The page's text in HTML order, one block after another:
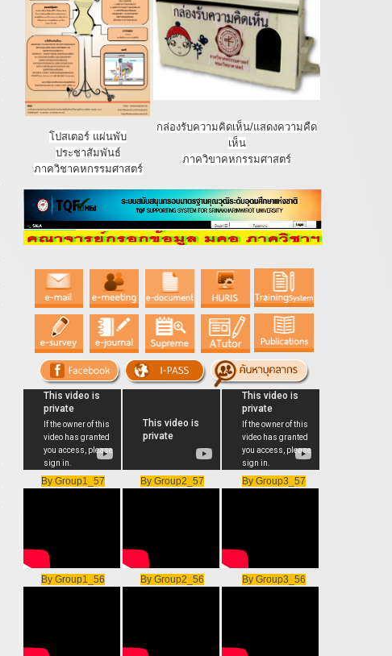
โปสเตอร์ แผ่นพับ
ประชาสัมพันธ์
ภาควิชาคหกรรมศาสตร์
กล่องรับความคิดเห็น/แสดงความคืด
เห็น
ภาควิขาคหกรรมศาสตร์
By Group1_57 By Group2_57 By Group3_57
By Group1_56 By Group2_56 By Group3_56